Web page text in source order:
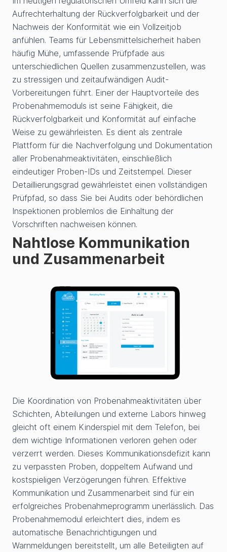
Aufrechterhaltung der Rückverfolgbarkeit und der
Nachweis der Konformität wie ein Vollzeitjob
anfühlen. Teams für Lebensmittelsicherheit haben
häufig Mühe, umfassende Prüfpfade aus
unterschiedlichen Quellen zusammenzustellen, was
zu stressigen und zeitaufwändigen Audit-
Vorbereitungen führt. Einer der Hauptvorteile des
Probenahmemoduls ist seine Fähigkeit, die
Rückverfolgbarkeit und Konformität auf einfache
Weise zu gewährleisten. Es dient als zentrale
Plattform für die Nachverfolgung und Dokumentation
aller Probenahmeaktivitäten, einschließlich
eindeutiger Proben-IDs und Zeitstempel. Dieser
Detaillierungsgrad gewährleistet einen vollständigen
Prüfpfad, so dass Sie bei Audits oder behördlichen
Inspektionen problemlos die Einhaltung der
Vorschriften nachweisen können.
Nahtlose Kommunikation
und Zusammenarbeit
Die Koordination von Probenahmeaktivitäten über
Schichten, Abteilungen und externe Labors hinweg
gleicht oft einem Kinderspiel mit dem Telefon, bei
dem wichtige Informationen verloren gehen oder
verzerrt werden. Dieses Kommunikationsdefizit kann
zu verpassten Proben, doppeltem Aufwand und
kostspieligen Verzögerungen führen. Effektive
Kommunikation und Zusammenarbeit sind für ein
erfolgreiches Probenahmeprogramm unerlässlich. Das
Probenahmemodul erleichtert dies, indem es
automatische Benachrichtigungen und
Warnmeldungen bereitstellt, um alle Beteiligten auf